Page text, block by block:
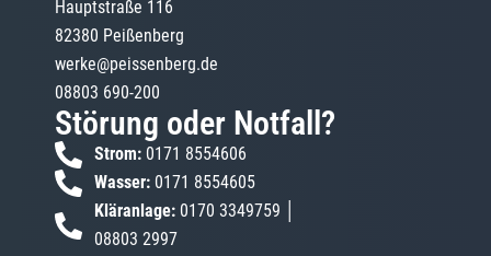
Hauptstraße 116
82380 Peißenberg
werke@peissenberg.de
08803 690-200
Störung oder Notfall?
Strom: 0171 8554606
Wasser: 0171 8554605
Kläranlage: 0170 3349759 │
08803 2997